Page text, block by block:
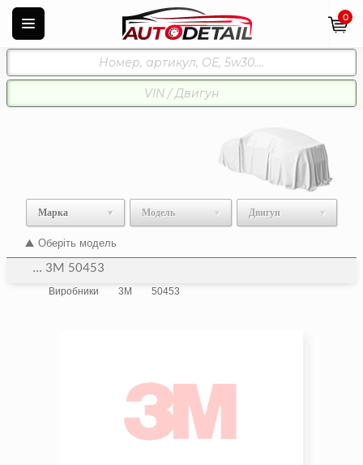
0
Марка Модель Двигун
Оберіть модель
... 3M 50453
Виробники 3M 50453